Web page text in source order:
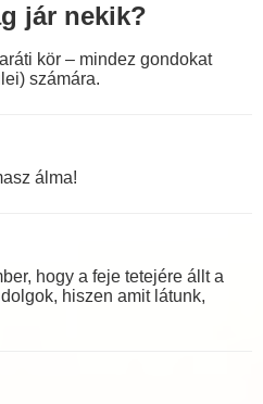
jár nekik?
kör – mindez gondokat
számára.
álma!
hogy a feje tetejére állt a
hiszen amit látunk,